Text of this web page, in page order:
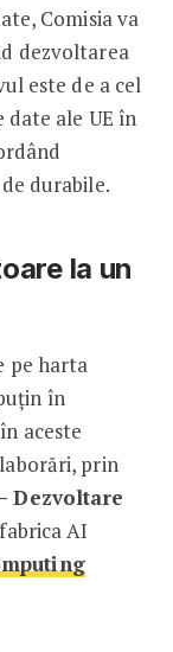
Comisia va
dezvoltarea
este de a cel
ale UE în
durabile.
la un
pe harta
în
aceste
prin
Dezvoltare
AI